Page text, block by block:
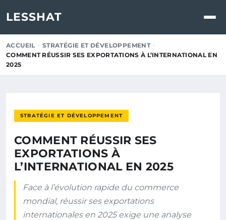
LESSHAT
ACCUEIL
STRATÉGIE ET DÉVELOPPEMENT
COMMENT RÉUSSIR SES EXPORTATIONS À L’INTERNATIONAL EN
2025
STRATÉGIE ET DÉVELOPPEMENT
COMMENT RÉUSSIR SES
EXPORTATIONS À
L’INTERNATIONAL EN 2025
Face à l’évolution rapide du commerce
mondial, réussir ses exportations
internationales en 2025 exige une analyse